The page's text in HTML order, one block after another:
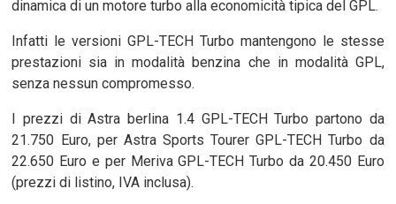
dinamica di un motore turbo alla economicità tipica del GPL.
Infatti le versioni GPL-TECH Turbo mantengono le stesse
prestazioni sia in modalità benzina che in modalità GPL,
senza nessun compromesso.
I prezzi di Astra berlina 1.4 GPL-TECH Turbo partono da
21.750 Euro, per Astra Sports Tourer GPL-TECH Turbo da
22.650 Euro e per Meriva GPL-TECH Turbo da 20.450 Euro
(prezzi di listino, IVA inclusa).